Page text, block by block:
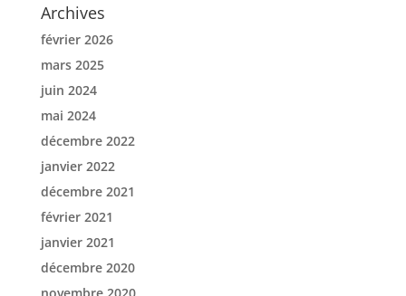
Archives
février 2026
mars 2025
juin 2024
mai 2024
décembre 2022
janvier 2022
décembre 2021
février 2021
janvier 2021
décembre 2020
novembre 2020